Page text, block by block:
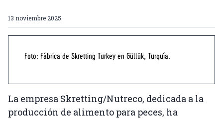
13 noviembre 2025
Foto: Fábrica de Skretting Turkey en Güllük, Turquía.
La empresa Skretting/Nutreco, dedicada a la
producción de alimento para peces, ha